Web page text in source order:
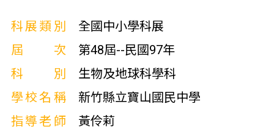
科展類別
全國中小學科展
屆次
第48屆--民國97年
科別
生物及地球科學科
學校名稱
新竹縣立寶山國民中學
指導老師
黃伶莉